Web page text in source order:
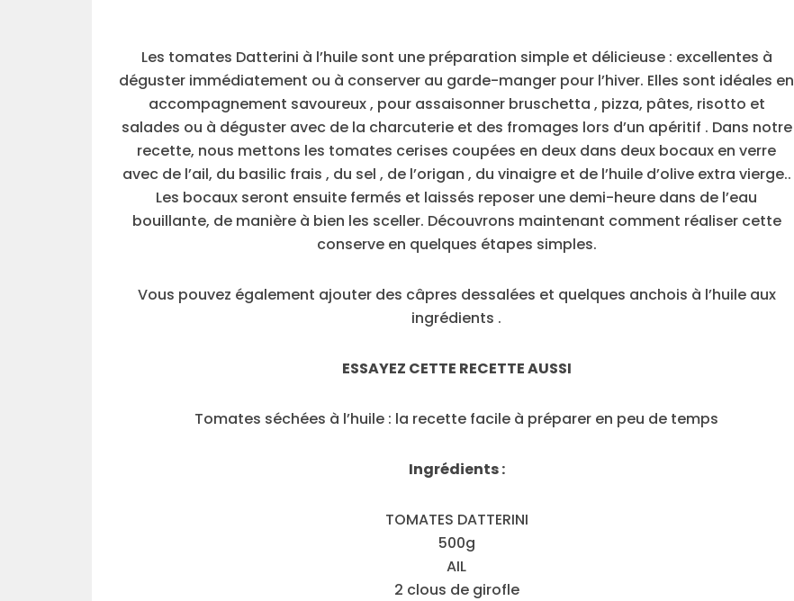
Les tomates Datterini à l’huile sont une préparation simple et délicieuse : excellentes à
déguster immédiatement ou à conserver au garde-manger pour l’hiver. Elles sont idéales en
accompagnement savoureux , pour assaisonner bruschetta , pizza, pâtes, risotto et
salades ou à déguster avec de la charcuterie et des fromages lors d’un apéritif . Dans notre
recette, nous mettons les tomates cerises coupées en deux dans deux bocaux en verre
avec de l’ail, du basilic frais , du sel , de l’origan , du vinaigre et de l’huile d’olive extra vierge..
Les bocaux seront ensuite fermés et laissés reposer une demi-heure dans de l’eau
bouillante, de manière à bien les sceller. Découvrons maintenant comment réaliser cette
conserve en quelques étapes simples.
Vous pouvez également ajouter des câpres dessalées et quelques anchois à l’huile aux
ingrédients .
ESSAYEZ CETTE RECETTE AUSSI
Tomates séchées à l’huile : la recette facile à préparer en peu de temps
Ingrédients :
TOMATES DATTERINI
500g
AIL
2 clous de girofle